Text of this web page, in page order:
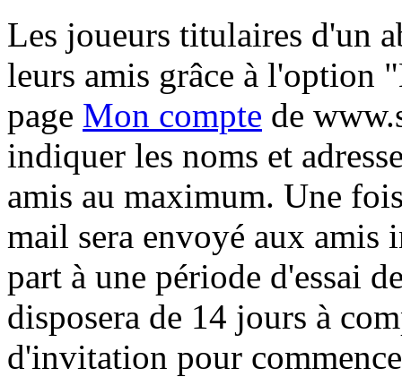
Les joueurs titulaires d'un
leurs amis grâce à l'option
page Mon compte de
indiquer les noms et
amis au maximum. Une
mail sera envoyé aux amis
part à une période d'essai
disposera de 14 jours à
d'invitation pour